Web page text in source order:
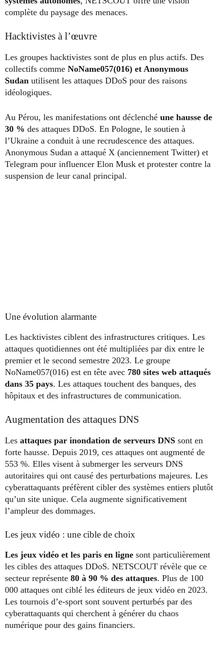
complète du paysage des menaces.
Hacktivistes à l’œuvre
Les groupes hacktivistes sont de plus en plus actifs. Des
collectifs comme NoName057(016) et Anonymous
Sudan utilisent les attaques DDoS pour des raisons
idéologiques.
Au Pérou, les manifestations ont déclenché une hausse de
30 % des attaques DDoS. En Pologne, le soutien à
l’Ukraine a conduit à une recrudescence des attaques.
Anonymous Sudan a attaqué X (anciennement Twitter) et
Telegram pour influencer Elon Musk et protester contre la
suspension de leur canal principal.
Une évolution alarmante
Les hacktivistes ciblent des infrastructures critiques. Les
attaques quotidiennes ont été multipliées par dix entre le
premier et le second semestre 2023. Le groupe
NoName057(016) est en tête avec 780 sites web attaqués
dans 35 pays. Les attaques touchent des banques, des
hôpitaux et des infrastructures de communication.
Augmentation des attaques DNS
Les attaques par inondation de serveurs DNS sont en
forte hausse. Depuis 2019, ces attaques ont augmenté de
553 %. Elles visent à submerger les serveurs DNS
autoritaires qui ont causé des perturbations majeures. Les
cyberattaquants préfèrent cibler des systèmes entiers plutôt
qu’un site unique. Cela augmente significativement
l’ampleur des dommages.
Les jeux vidéo : une cible de choix
Les jeux vidéo et les paris en ligne sont particulièrement
les cibles des attaques DDoS. NETSCOUT révèle que ce
secteur représente 80 à 90 % des attaques. Plus de 100
000 attaques ont ciblé les éditeurs de jeux vidéo en 2023.
Les tournois d’e-sport sont souvent perturbés par des
cyberattaquants qui cherchent à générer du chaos
numérique pour des gains financiers.